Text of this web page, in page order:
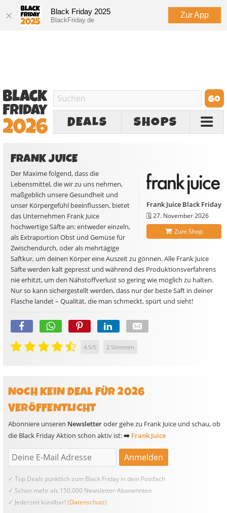
Black Friday 2025
BlackFriday.de
Zur App
DEALS SHOPS
FRANK JUICE
Frank Juice Black Friday
🗓️27. November 2026
Zum Shop
Der Maxime folgend, dass die
Lebensmittel, die wir zu uns nehmen,
maßgeblich unsere Gesundheit und
unser Körpergefühl beeinflussen, bietet
das Unternehmen Frank Juice
hochwertige Säfte an: entweder einzeln,
als Extraportion Obst und Gemüse für
Zwischendurch, oder als mehrtägige
Saftkur, um deinen Körper eine Auszeit zu gönnen. Alle Frank Juice
Säfte werden kalt gepresst und während des Produktionsverfahrens
nie erhitzt, um den Nähstoffverlust so gering wie möglich zu halten.
Nur so kann sichergestellt werden, dass nur der beste Saft in deiner
Flasche landet – Qualität, die man schmeckt, spürt und sieht!
4.5/5 2 Stimmen
NOCH KEIN DEAL FÜR 2026
VERÖFFENTLICHT
Abonniere unseren Newsletteroder gehe zu Frank Juice und schau, ob
die Black Friday Aktion schon aktiv ist:➡️ Frank Juice
✓ Top Deals pünktlich zum Black Friday in dein Postfach
✓ Schon mehr als 150.000 Newsletter-Abonennten
✓ Jederzeit kündbar! (Datenschutz)